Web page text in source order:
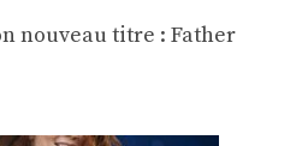
nouveau titre : Father